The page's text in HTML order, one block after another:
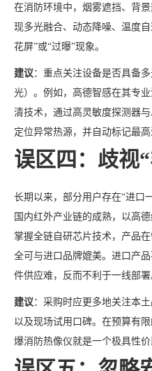
在消防环境中，烟雾遮挡、背
现多光融合、动态降噪、温度
花屏”或“过曝”现象。
建议：重点关注设备是否具备
光）。例如，高德智感在其专
清技术，通过高灵敏度探测器
定位异常热源，并自动标记最高
误区四：歧视
长期以来，部分用户存在“进口
国内红外产业链的成熟，以高
掌握全链自研芯片技术，产品
全可与进口品牌媲美。进口产
件供应难，反而不利于一线部署
建议：采购时应更多地关注本
以及现场试用口碑。在预算有
爆消防热像仪就是一个极具性价